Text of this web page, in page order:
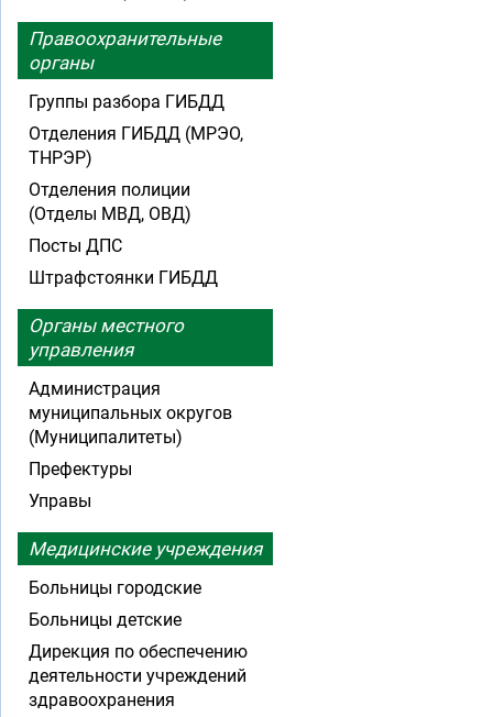
Правоохранительные
органы
Группы разбора ГИБДД
Отделения ГИБДД (МРЭО,
ТНРЭР)
Отделения полиции
(Отделы МВД, ОВД)
Посты ДПС
Штрафстоянки ГИБДД
Органы местного
управления
Администрация
муниципальных округов
(Муниципалитеты)
Префектуры
Управы
Медицинские учреждения
Больницы городские
Больницы детские
Дирекция по обеспечению
деятельности учреждений
здравоохранения